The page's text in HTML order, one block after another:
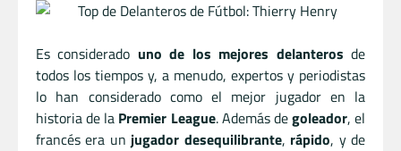
Es considerado uno de los mejores delanteros de
todos los tiempos y, a menudo, expertos y periodistas
lo han considerado como el mejor jugador en la
historia de la Premier League. Además degoleador, el
francés era unjugador desequilibrante, rápido, y de